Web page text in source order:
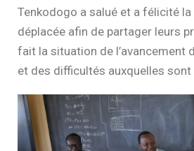
Tenkodogo a salué et a félicité
déplacée afin de partager leurs
fait la situation de l’avancement
et des difficultés auxquelles sont